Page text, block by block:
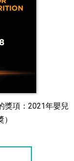
獎項：2021年嬰兒